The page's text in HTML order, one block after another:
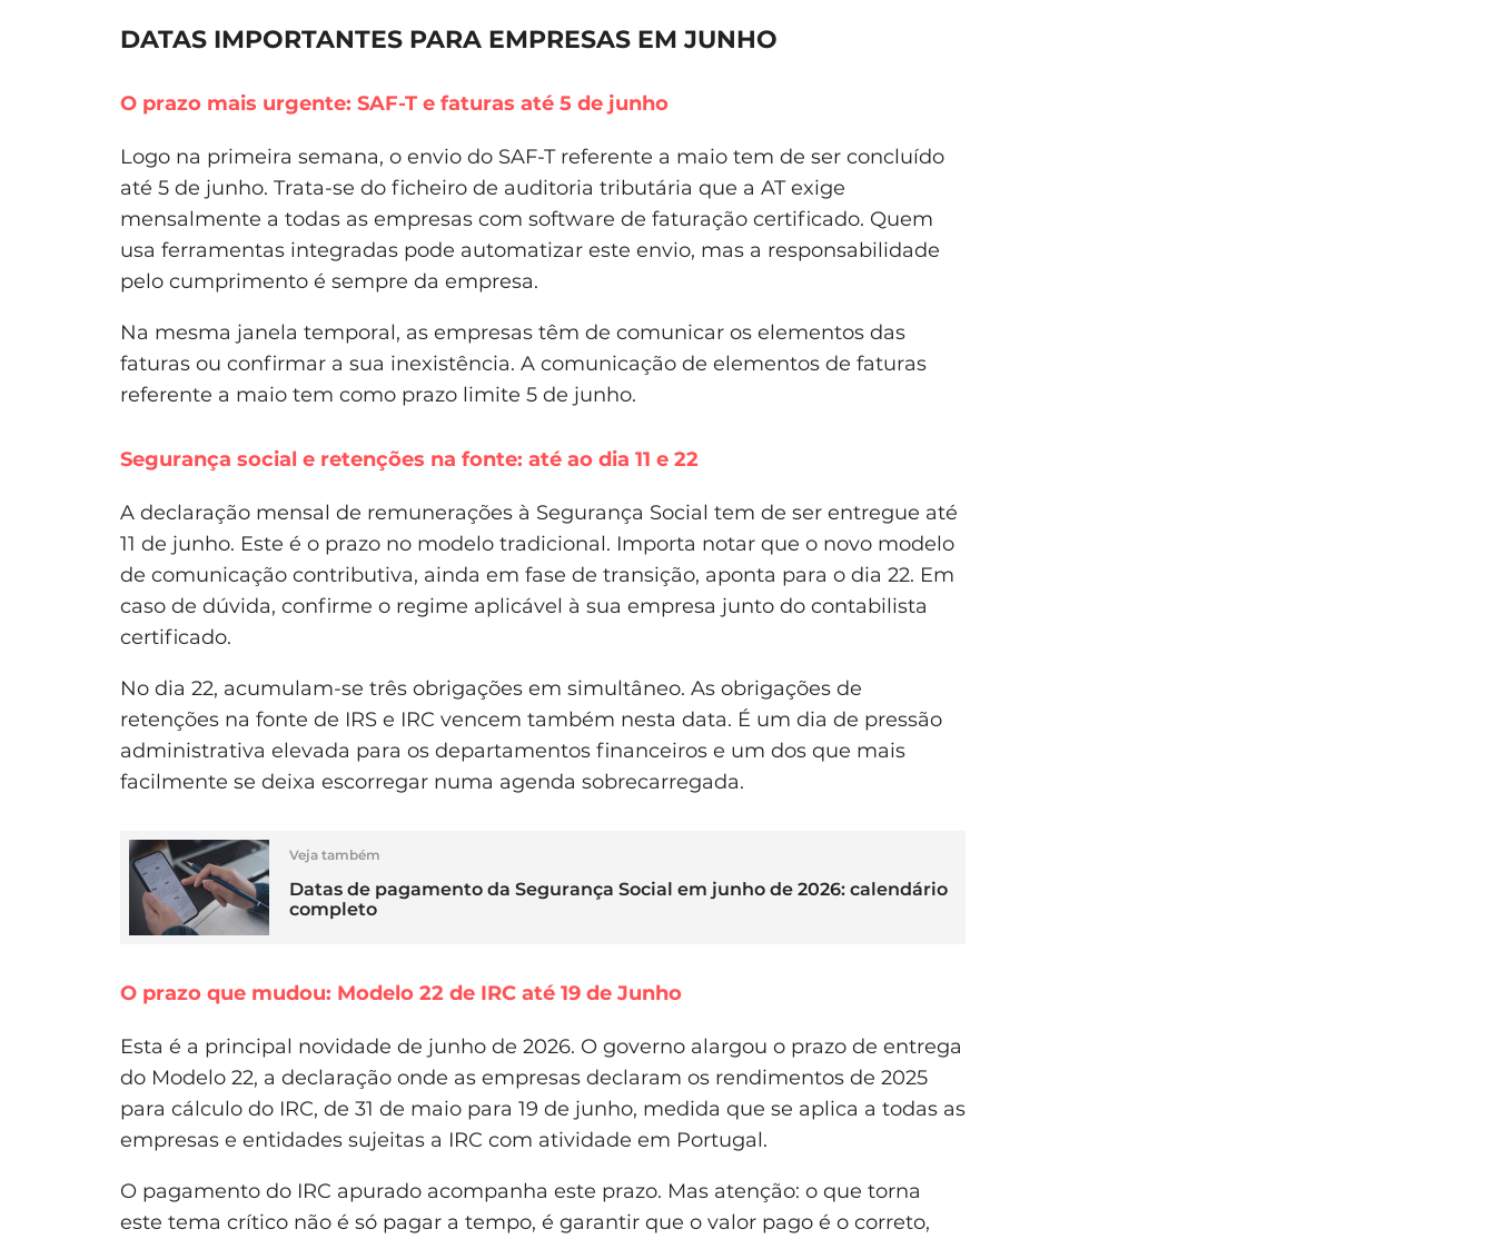
DATAS IMPORTANTES PARA EMPRESAS EM JUNHO
O prazo mais urgente: SAF-T e faturas até 5 de junho
Logo na primeira semana, o envio do SAF-T referente a maio tem de ser concluído
até 5 de junho. Trata-se do ficheiro de auditoria tributária que a AT exige
mensalmente a todas as empresas com software de faturação certificado. Quem
usa ferramentas integradas pode automatizar este envio, mas a responsabilidade
pelo cumprimento é sempre da empresa.
Na mesma janela temporal, as empresas têm de comunicar os elementos das
faturas ou confirmar a sua inexistência. A comunicação de elementos de faturas
referente a maio tem como prazo limite 5 de junho.
Segurança social e retenções na fonte: até ao dia 11 e 22
A declaração mensal de remunerações à Segurança Social tem de ser entregue até
11 de junho. Este é o prazo no modelo tradicional. Importa notar que o novo modelo
de comunicação contributiva, ainda em fase de transição, aponta para o dia 22. Em
caso de dúvida, confirme o regime aplicável à sua empresa junto do contabilista
certificado.
No dia 22, acumulam-se três obrigações em simultâneo. As obrigações de
retenções na fonte de IRS e IRC vencem também nesta data. É um dia de pressão
administrativa elevada para os departamentos financeiros e um dos que mais
facilmente se deixa escorregar numa agenda sobrecarregada.
Veja também
Datas de pagamento da Segurança Social em junho de 2026: calendário
completo
O prazo que mudou: Modelo 22 de IRC até 19 de Junho
Esta é a principal novidade de junho de 2026. O governo alargou o prazo de entrega
do Modelo 22, a declaração onde as empresas declaram os rendimentos de 2025
para cálculo do IRC, de 31 de maio para 19 de junho, medida que se aplica a todas as
empresas e entidades sujeitas a IRC com atividade em Portugal.
O pagamento do IRC apurado acompanha este prazo. Mas atenção: o que torna
este tema crítico não é só pagar a tempo, é garantir que o valor pago é o correto,